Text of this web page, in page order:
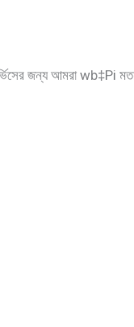
জন্য আমরা wb‡Pi মত